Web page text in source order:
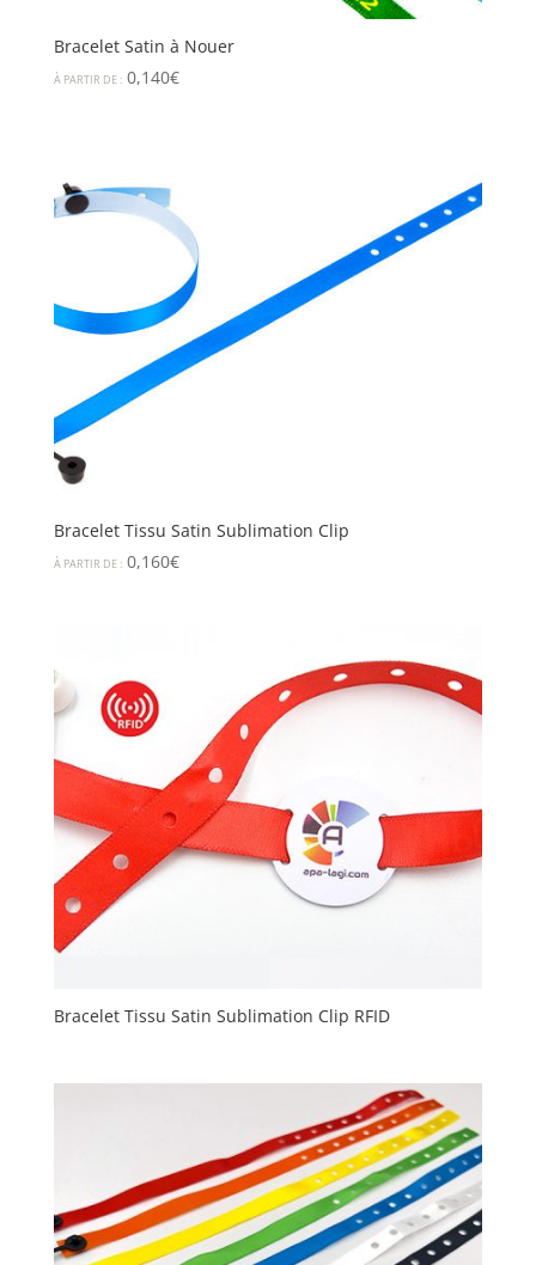
Bracelet Satin à Nouer
À PARTIR DE : 0,140€
Bracelet Tissu Satin Sublimation Clip
À PARTIR DE : 0,160€
Bracelet Tissu Satin Sublimation Clip RFID